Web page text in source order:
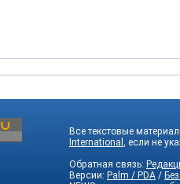
Все текстовые
International
, если не
Обратная связь:
Версии: Palm / PDA /